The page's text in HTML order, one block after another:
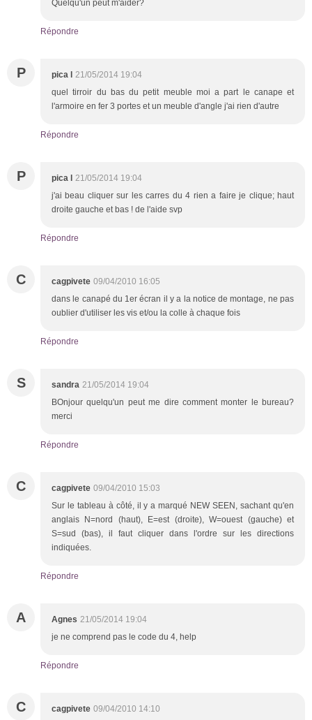
Quelqu'un peut m'aider?
Répondre
P pica l 21/05/2014 19:04
quel tirroir du bas du petit meuble moi a part le canape et
l'armoire en fer 3 portes et un meuble d'angle j'ai rien d'autre
Répondre
P pica l 21/05/2014 19:04
j'ai beau cliquer sur les carres du 4 rien a faire je clique; haut
droite gauche et bas ! de l'aide svp
Répondre
C cagpivete 09/04/2010 16:05
dans le canapé du 1er écran il y a la notice de montage, ne pas
oublier d'utiliser les vis et/ou la colle à chaque fois
Répondre
S sandra 21/05/2014 19:04
BOnjour quelqu'un peut me dire comment monter le bureau?
merci
Répondre
C cagpivete 09/04/2010 15:03
Sur le tableau à côté, il y a marqué NEW SEEN, sachant qu'en
anglais N=nord (haut), E=est (droite), W=ouest (gauche) et
S=sud (bas), il faut cliquer dans l'ordre sur les directions
indiquées.
Répondre
A Agnes 21/05/2014 19:04
je ne comprend pas le code du 4, help
Répondre
C cagpivete 09/04/2010 14:10